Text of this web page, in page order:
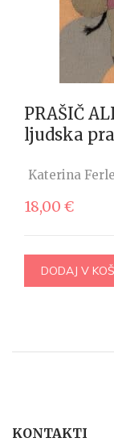
PRAŠIČ
ljudska
Katerina
18,00 €
DODAJ V
KONTAKTI